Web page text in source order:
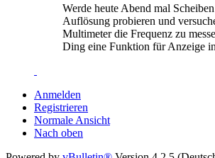
Werde heute Abend mal
Auflösung probieren und
Multimeter die Frequenz zu
Ding eine Funktion für Anzeige
Anmelden
Registrieren
Normale Ansicht
Nach oben